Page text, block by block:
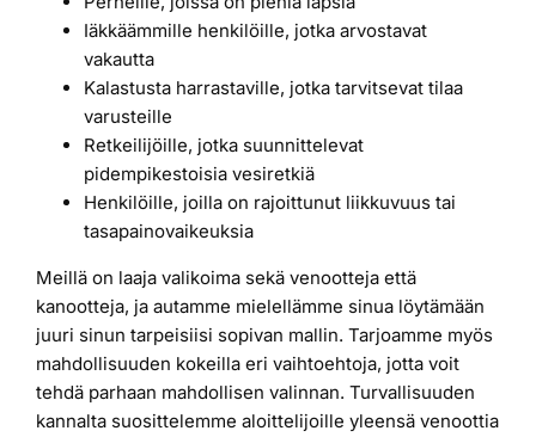
Iäkkäämmille henkilöille, jotka arvostavat
vakautta
Kalastusta harrastaville, jotka tarvitsevat tilaa
varusteille
Retkeilijöille, jotka suunnittelevat
pidempikestoisia vesiretkiä
Henkilöille, joilla on rajoittunut liikkuvuus tai
tasapainovaikeuksia
Meillä on laaja valikoima sekä venootteja että
kanootteja, ja autamme mielellämme sinua löytämään
juuri sinun tarpeisiisi sopivan mallin. Tarjoamme myös
mahdollisuuden kokeilla eri vaihtoehtoja, jotta voit
tehdä parhaan mahdollisen valinnan. Turvallisuuden
kannalta suosittelemme aloittelijoille yleensä venoottia